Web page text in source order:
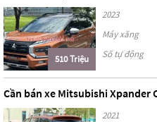
510 Triệu
2023
Máy xăng
Số tự động
Cần bán xe Mitsubishi Xpander
2021